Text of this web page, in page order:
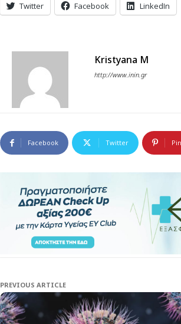
Twitter Facebook LinkedIn
Kristyana M
http://www.inin.gr
Facebook Twitter
PREVIOUS ARTICLE